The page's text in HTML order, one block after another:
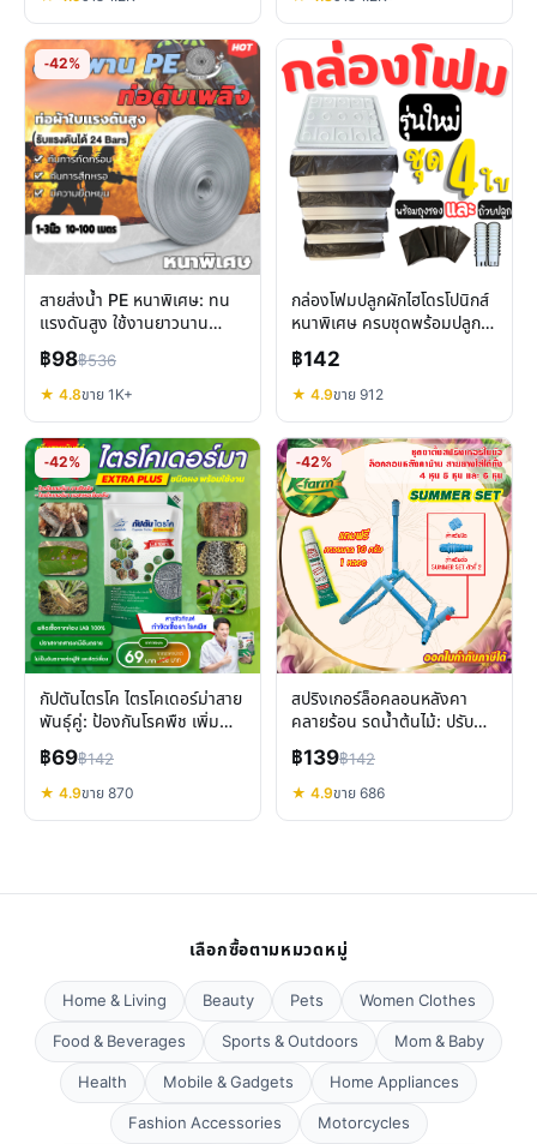
-42%
สายส่งน้ำ PE หนาพิเศษ: ทน
แรงดันสูง ใช้งานยาวนาน
สำหรับเกษตรและอุตสาหกรรม
฿98฿536
★ 4.8ขาย 1K+
กล่องโฟมปลูกผักไฮโดรโปนิกส์
หนาพิเศษ ครบชุดพร้อมปลูก
รีวิวเจาะลึก
฿142
★ 4.9ขาย 912
-42%
กัปตันไตรโค ไตรโคเดอร์ม่าสาย
พันธุ์คู่: ป้องกันโรคพืช เพิ่ม
ผลผลิต ปลอดภัย
฿69฿142
★ 4.9ขาย 870
-42%
สปริงเกอร์ล็อคลอนหลังคา
คลายร้อน รดน้ำต้นไม้: ปรับ
ละอองได้ทุกมุม
฿139฿142
★ 4.9ขาย 686
เลือกซื้อตามหมวดหมู่
Home & Living Beauty Pets
Women Clothes
Food & Beverages
Sports & Outdoors
Mom & Baby
Health
Mobile & Gadgets
Home Appliances
Fashion Accessories
Motorcycles